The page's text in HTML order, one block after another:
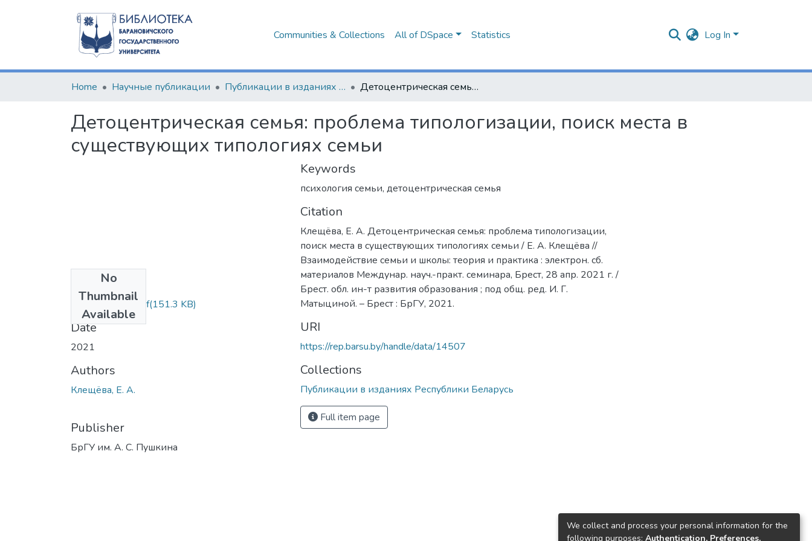
Communities & Collections All of DSpace Statistics Log In
Home Научные публикации Публикации в изданиях Республики Беларусь Детоцентрическая семья: проблема типологизации, поиск места в существующих типологиях семьи
Детоцентрическая семья: проблема типологизации, поиск места в
существующих типологиях семьи
No
Thumbnail
Available
Клещёва Е. А..pdf(151.3 KB)
Date
2021
Authors
Клещёва, Е. А.
Publisher
БрГУ им. А. С. Пушкина
Keywords
психология семьи, детоцентрическая семья
Citation
Клещёва, Е. А. Детоцентрическая семья: проблема типологизации,
поиск места в существующих типологиях семьи / Е. А. Клещёва //
Взаимодействие семьи и школы: теория и практика : электрон. сб.
материалов Междунар. науч.-практ. семинара, Брест, 28 апр. 2021 г. /
Брест. обл. ин-т развития образования ; под общ. ред. И. Г.
Матыциной. – Брест : БрГУ, 2021.
URI
https://rep.barsu.by/handle/data/14507
Collections
Публикации в изданиях Республики Беларусь
Full item page
We collect and process your personal information for the
following purposes: Authentication, Preferences,